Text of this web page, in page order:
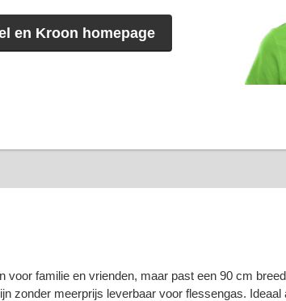
en Kroon homepage
familie en vrienden, maar past een 90 cm
zonder meerprijs leverbaar voor flessengas.